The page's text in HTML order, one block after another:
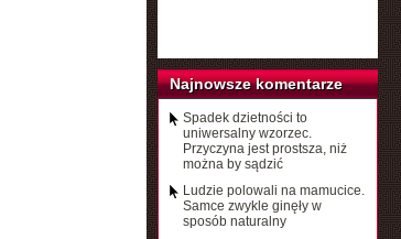
Najnowsze komentarze
Spadek dzietności to
uniwersalny wzorzec.
Przyczyna jest prostsza, niż
można by sądzić
Ludzie polowali na mamucice.
Samce zwykle ginęły w
sposób naturalny